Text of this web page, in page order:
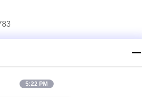
5:22 PM